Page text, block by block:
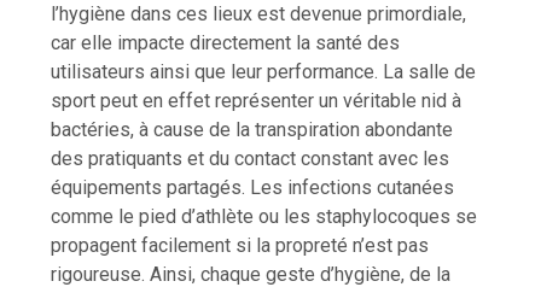
l’hygiène dans ces lieux est devenue primordiale,
car elle impacte directement la santé des
utilisateurs ainsi que leur performance. La salle de
sport peut en effet représenter un véritable nid à
bactéries, à cause de la transpiration abondante
des pratiquants et du contact constant avec les
équipements partagés. Les infections cutanées
comme le pied d’athlète ou les staphylocoques se
propagent facilement si la propreté n’est pas
rigoureuse. Ainsi, chaque geste d’hygiène, de la